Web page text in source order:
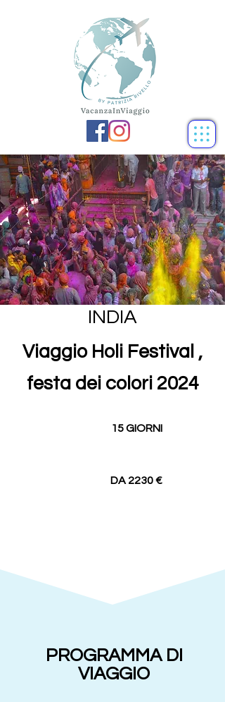
INDIA
Viaggio Holi Festival ,
festa dei colori 2024
15 GIORNI
DA 2230 €
PROGRAMMA DI
VIAGGIO